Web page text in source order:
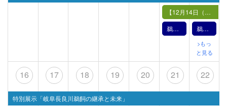
【12月14日（土）15日（日）】まっくらうかい in the room
鵜飼文化の紹介【12月14日】（2024年）
鵜飼文化の紹介【12月15日】（2024年）
>もっ
と見る
16
特別展示「岐阜長良川鵜飼の継承と未来」
17 18 19 20 21 22